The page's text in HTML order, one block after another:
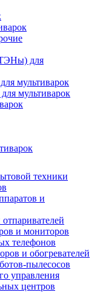
для
мультиварок
мультиварок
техники
и
и мониторов
телефонов
и обогревателей
пылесосов
управления
центров